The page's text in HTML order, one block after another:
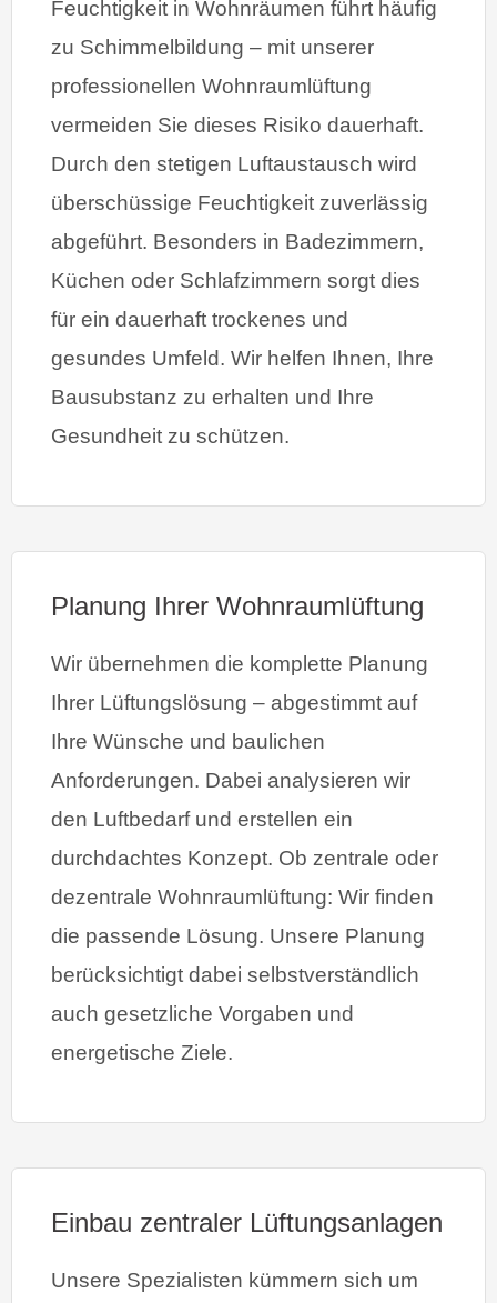
Feuchtigkeit in Wohnräumen führt häufig
zu Schimmelbildung – mit unserer
professionellen Wohnraumlüftung
vermeiden Sie dieses Risiko dauerhaft.
Durch den stetigen Luftaustausch wird
überschüssige Feuchtigkeit zuverlässig
abgeführt. Besonders in Badezimmern,
Küchen oder Schlafzimmern sorgt dies
für ein dauerhaft trockenes und
gesundes Umfeld. Wir helfen Ihnen, Ihre
Bausubstanz zu erhalten und Ihre
Gesundheit zu schützen.
Planung Ihrer Wohnraumlüftung
Wir übernehmen die komplette Planung
Ihrer Lüftungslösung – abgestimmt auf
Ihre Wünsche und baulichen
Anforderungen. Dabei analysieren wir
den Luftbedarf und erstellen ein
durchdachtes Konzept. Ob zentrale oder
dezentrale Wohnraumlüftung: Wir finden
die passende Lösung. Unsere Planung
berücksichtigt dabei selbstverständlich
auch gesetzliche Vorgaben und
energetische Ziele.
Einbau zentraler Lüftungsanlagen
Unsere Spezialisten kümmern sich um